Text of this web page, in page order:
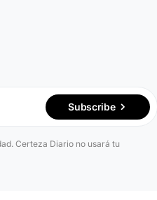
Subscribe
Certeza Diario no usará tu